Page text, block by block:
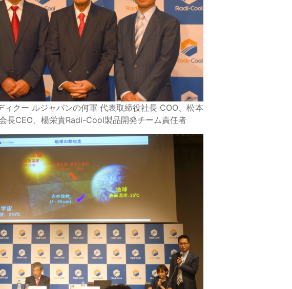
ィクー ルジャパンの何軍 代表取締役社長 COO、松本
長CEO、楊栄貴Radi-Cool製品開発チーム責任者